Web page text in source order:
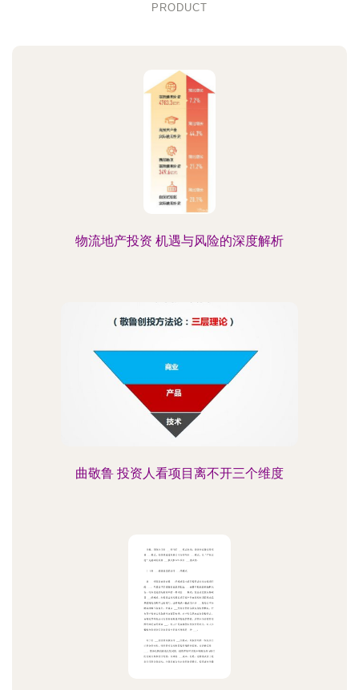
PRODUCT
物流地产投资 机遇与风险的深度解析
曲敬鲁 投资人看项目离不开三个维度